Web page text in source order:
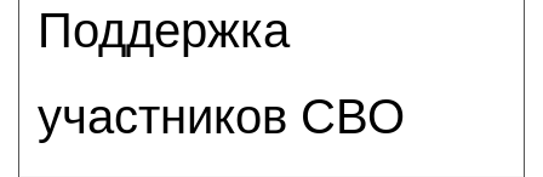
Поддержка
участников СВО